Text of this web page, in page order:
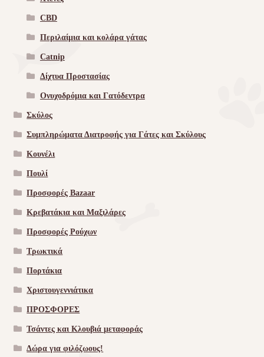
CBD
Περιλαίμια και κολάρα γάτας
Catnip
Δίχτυα Προστασίας
Ονυχοδρόμια και Γατόδεντρα
Σκύλος
Συμπληρώματα Διατροφής για Γάτες και Σκύλους
Κουνέλι
Πουλί
Προσφορές Bazaar
Κρεβατάκια και Μαξιλάρες
Προσφορές Ρούχων
Τρωκτικά
Πορτάκια
Χριστουγεννιάτικα
ΠΡΟΣΦΟΡΕΣ
Τσάντες και Κλουβιά μεταφοράς
Δώρα για φιλόζωους!